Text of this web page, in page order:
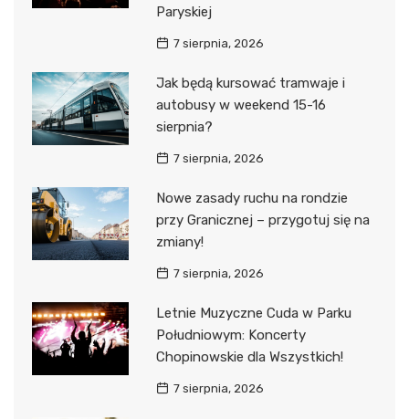
Paryskiej
7 sierpnia, 2026
Jak będą kursować tramwaje i
autobusy w weekend 15-16
sierpnia?
7 sierpnia, 2026
Nowe zasady ruchu na rondzie
przy Granicznej – przygotuj się na
zmiany!
7 sierpnia, 2026
Letnie Muzyczne Cuda w Parku
Południowym: Koncerty
Chopinowskie dla Wszystkich!
7 sierpnia, 2026